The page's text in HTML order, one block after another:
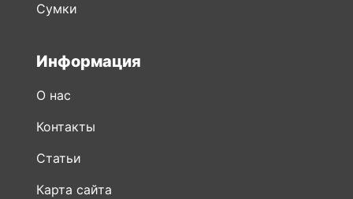
Сумки
Информация
О нас
Контакты
Статьи
Карта сайта